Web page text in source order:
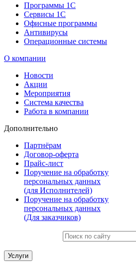
Программы 1С
Сервисы 1С
Офисные программы
Антивирусы
Операционные системы
О компании
Новости
Акции
Мероприятия
Система качества
Работа в компании
Дополнительно
Партнёрам
Договор-оферта
Прайс-лист
Поручение на обработку
персональных данных
(для Исполнителей)
Поручение на обработку
персональных данных
(Для заказчиков)
Услуги